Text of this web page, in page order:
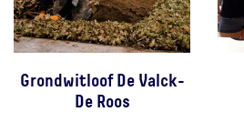
Grondwitloof De Valck-
De Roos